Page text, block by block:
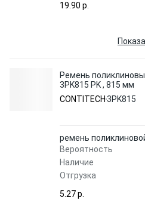
19.90 p.
Ремень
3PK815 PK , 815 мм
CONTITECH 3PK815
ремень
Вероятность
Наличие
Отгрузка
5.27 p.